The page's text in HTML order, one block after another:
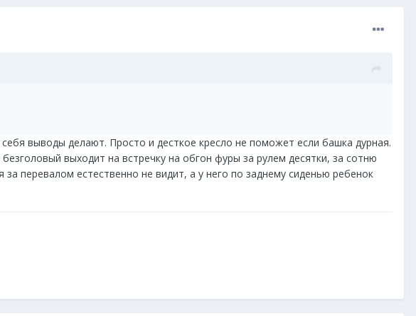
выводы делают. Просто и десткое кресло не поможет если башка дурная.
выходит на встречку на обгон фуры за рулем десятки, за сотню
перевалом естественно не видит, а у него по заднему сиденью ребенок